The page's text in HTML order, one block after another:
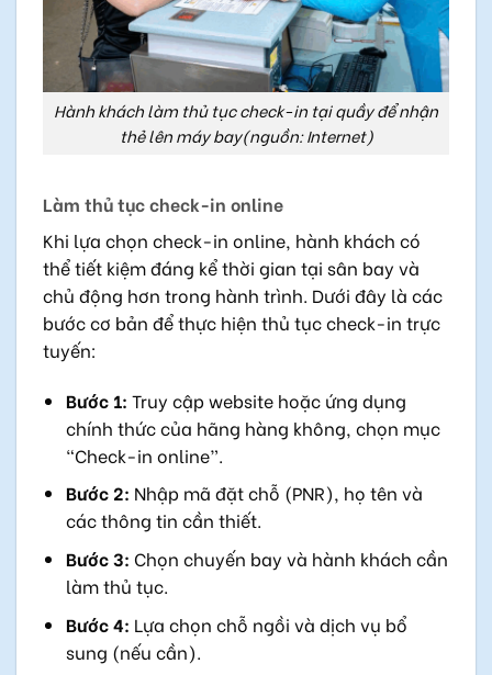
Hành khách làm thủ tục check-in tại quầy để nhận
thẻ lên máy bay(nguồn: Internet)
Làm thủ tục check-in online
Khi lựa chọn check-in online, hành khách có
thể tiết kiệm đáng kể thời gian tại sân bay và
chủ động hơn trong hành trình. Dưới đây là các
bước cơ bản để thực hiện thủ tục check-in trực
tuyến:
Bước 1: Truy cập website hoặc ứng dụng
chính thức của hãng hàng không, chọn mục
“Check-in online”.
Bước 2: Nhập mã đặt chỗ (PNR), họ tên và
các thông tin cần thiết.
Bước 3: Chọn chuyến bay và hành khách cần
làm thủ tục.
Bước 4: Lựa chọn chỗ ngồi và dịch vụ bổ
sung (nếu cần).